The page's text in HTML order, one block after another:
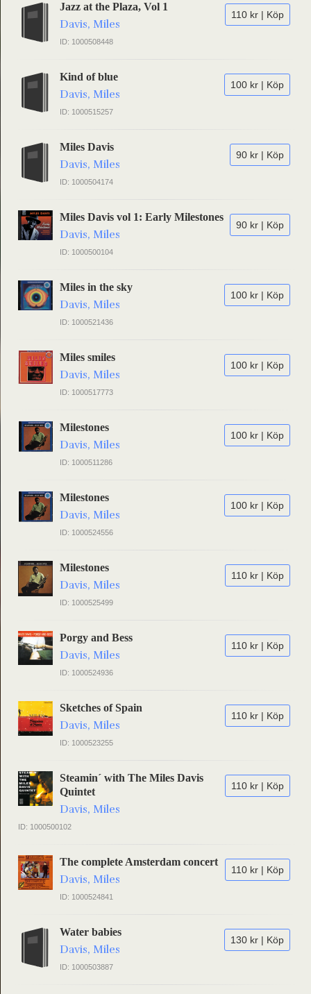
110 kr | Köp
Jazz at the Plaza, Vol 1
Davis, Miles
ID: 1000508448
100 kr | Köp
Kind of blue
Davis, Miles
ID: 1000515257
90 kr | Köp
Miles Davis
Davis, Miles
ID: 1000504174
90 kr | Köp
Miles Davis vol 1: Early Milestones
Davis, Miles
ID: 1000500104
100 kr | Köp
Miles in the sky
Davis, Miles
ID: 1000521436
100 kr | Köp
Miles smiles
Davis, Miles
ID: 1000517773
100 kr | Köp
Milestones
Davis, Miles
ID: 1000511286
100 kr | Köp
Milestones
Davis, Miles
ID: 1000524556
110 kr | Köp
Milestones
Davis, Miles
ID: 1000525499
110 kr | Köp
Porgy and Bess
Davis, Miles
ID: 1000524936
110 kr | Köp
Sketches of Spain
Davis, Miles
ID: 1000523255
110 kr | Köp
Steamin´ with The Miles Davis
Quintet
Davis, Miles
ID: 1000500102
110 kr | Köp
The complete Amsterdam concert
Davis, Miles
ID: 1000524841
130 kr | Köp
Water babies
Davis, Miles
ID: 1000503887